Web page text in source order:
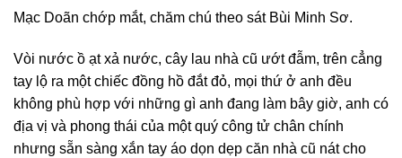
Mạc Doãn chớp mắt, chăm chú theo sát Bùi Minh Sơ.
Vòi nước ồ ạt xả nước, cây lau nhà cũ ướt đẫm, trên cẳng
tay lộ ra một chiếc đồng hồ đắt đỏ, mọi thứ ở anh đều
không phù hợp với những gì anh đang làm bây giờ, anh có
địa vị và phong thái của một quý công tử chân chính
nhưng sẵn sàng xắn tay áo dọn dẹp căn nhà cũ nát cho